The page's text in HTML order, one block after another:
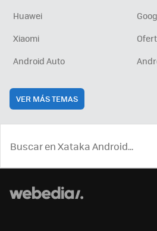
Huawei
Xiaomi
Android Auto
VER MÁS TEMAS